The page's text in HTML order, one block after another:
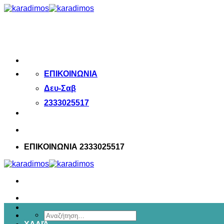
Μετάβαση
ΕΠΙΚΟΙΝΩΝΙΑ
Δευ-Σαβ
2333025517
ΕΠΙΚΟΙΝΩΝΙΑ 2333025517
Αναζήτηση